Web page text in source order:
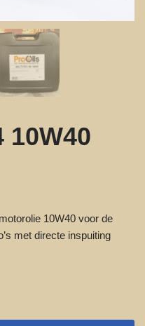
10W40
10W40 voor de
met directe inspuiting